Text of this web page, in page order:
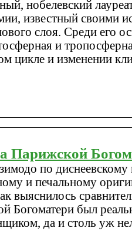
нобелевский
известный своими
слоя. Среди его
и
цикле и изменении
Парижской
по
и печальному
выяснилось
Богоматери был
да и столь уж